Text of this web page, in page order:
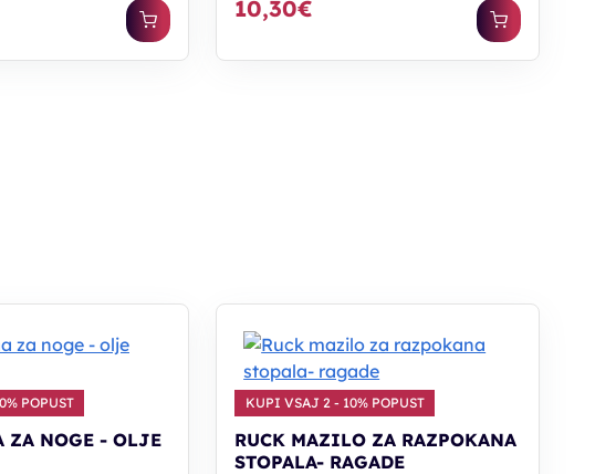
10,30€
POPUST
ZA NOGE - OLJE
KUPI VSAJ 2 - 10% POPUST
RUCK MAZILO ZA RAZPOKANA
STOPALA- RAGADE